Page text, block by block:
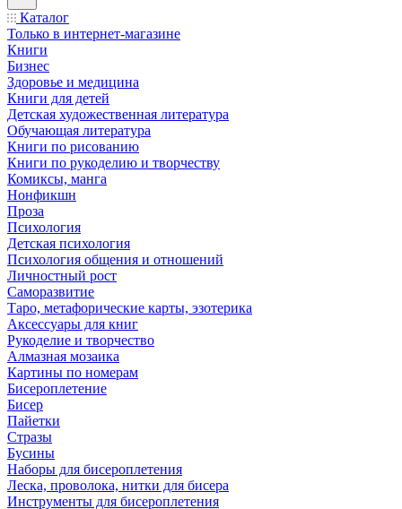
Каталог
Только в интернет-магазине
Книги
Бизнес
Здоровье и медицина
Книги для детей
Детская художественная литература
Обучающая литература
Книги по рисованию
Книги по рукоделию и творчеству
Комиксы, манга
Нонфикшн
Проза
Психология
Детская психология
Психология общения и отношений
Личностный рост
Саморазвитие
Таро, метафорические карты, эзотерика
Аксессуары для книг
Рукоделие и творчество
Алмазная мозаика
Картины по номерам
Бисероплетение
Бисер
Пайетки
Стразы
Бусины
Наборы для бисероплетения
Леска, проволока, нитки для бисера
Инструменты для бисероплетения